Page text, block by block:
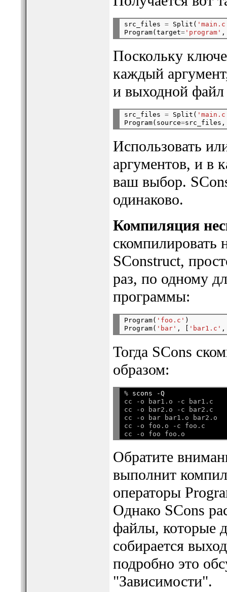
src_files = Split(
Program(target='program' ,
Поскольку
каждый
и выходной
src_files = Split(
Program(source=src_files,
Использовать
аргументов, и в
ваш выбор.
одинаково.
Компиляция
скомпилировать
SConstruct,
раз, по одному
программы:
Program( 'foo.c' )
Program( 'bar' , [ 'bar1.c'
Тогда SCons
образом:
% scons -Q
cc -o bar1.o -c bar1.c
cc -o bar2.o -c bar2.c
cc -o bar bar1.o bar2.o
cc -o foo.o -c foo.c
Обратите
выполнит
операторы
Однако SCons
файлы, которые
собирается
подробно это
"Зависимости".